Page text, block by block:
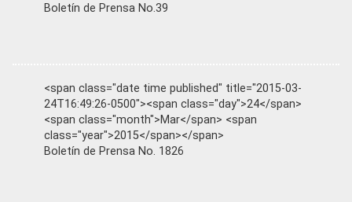
Boletín de Prensa No.39
<span class="date time published" title="2015-03-
24T16:49:26-0500"><span class="day">24</span>
<span class="month">Mar</span> <span
class="year">2015</span></span>
Boletín de Prensa No. 1826